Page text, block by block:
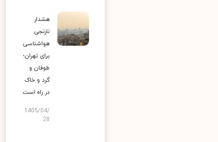
هشدار
نارنجی
هواشناسی
برای تهران؛
طوفان و
گرد و خاک
در راه است
1405/04/
28